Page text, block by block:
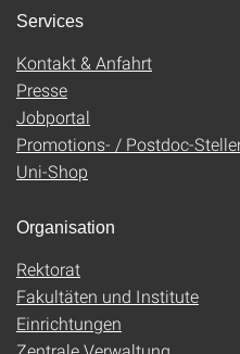
Services
Kontakt & Anfahrt
Presse
Jobportal
Promotions- / Postdoc-
Uni-Shop
Organisation
Rektorat
Fakultäten und Institute
Einrichtungen